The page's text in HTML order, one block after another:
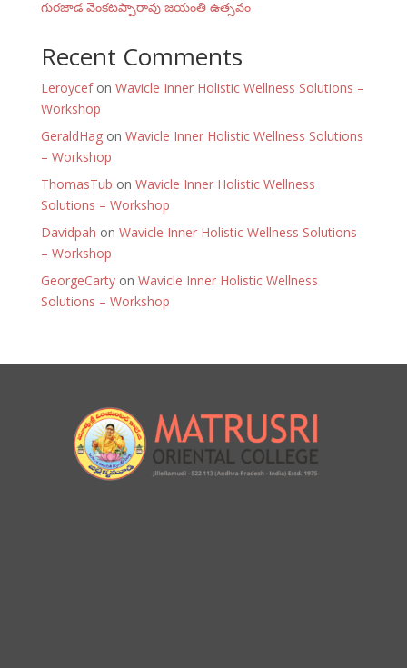
గురజాడ వెంకటప్పారావు జయంతి ఉత్సవం
Recent Comments
Leroycefon Wavicle Inner Holistic Wellness Solutions –
Workshop
GeraldHagon Wavicle Inner Holistic Wellness Solutions
– Workshop
ThomasTub on Wavicle Inner Holistic Wellness
Solutions – Workshop
Davidpah on Wavicle Inner Holistic Wellness Solutions
– Workshop
GeorgeCartyon Wavicle Inner Holistic Wellness
Solutions – Workshop